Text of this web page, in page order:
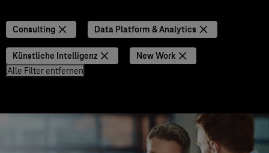
Consulting Data Platform & Analytics
Künstliche Intelligenz
New Work
Alle Filter entfernen